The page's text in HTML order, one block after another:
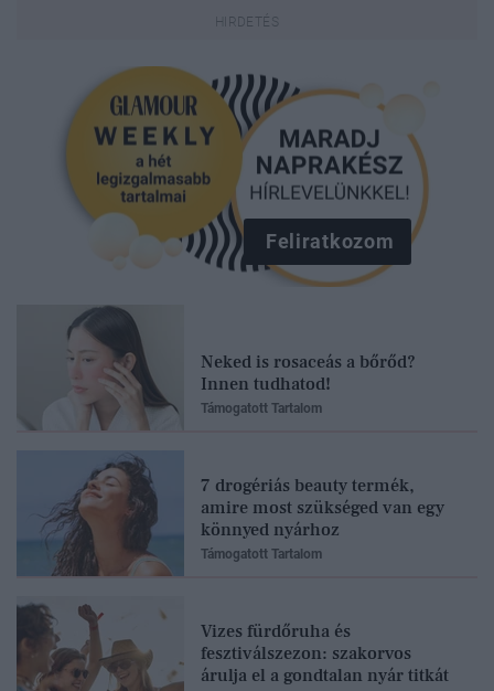
Feliratkozom
Neked is rosaceás a bőrőd?
Innen tudhatod!
Támogatott Tartalom
7 drogériás beauty termék,
amire most szükséged van egy
könnyed nyárhoz
Támogatott Tartalom
Vizes fürdőruha és
fesztiválszezon: szakorvos
árulja el a gondtalan nyár titkát